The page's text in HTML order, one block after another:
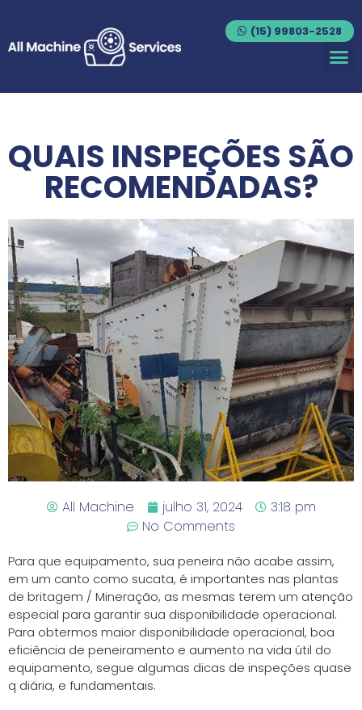
(15) 99803-2528
QUAIS INSPEÇÕES SÃO
RECOMENDADAS?
All Machine julho 31, 2024
3:18 pm
No Comments
Para que equipamento, sua peneira não acabe assim,
em um canto como sucata, é importantes nas plantas
de britagem / Mineração, as mesmas terem um atenção
especial para garantir sua disponibilidade operacional.
Para obtermos maior disponibilidade operacional, boa
eficiência de peneiramento e aumento na vida útil do
equipamento, segue algumas dicas de inspeções quase
q diária, e fundamentais.